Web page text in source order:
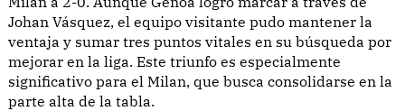
Johan Vásquez, el equipo visitante pudo mantener la
ventaja y sumar tres puntos vitales en su búsqueda por
mejorar en la liga. Este triunfo es especialmente
significativo para el Milan, que busca consolidarse en la
parte alta de la tabla.